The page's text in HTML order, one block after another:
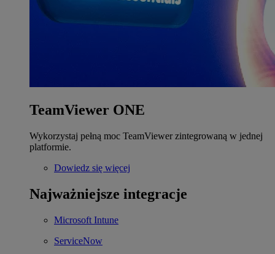
TeamViewer ONE
Wykorzystaj pełną moc TeamViewer zintegrowaną w jednej
platformie.
Dowiedz się więcej
Najważniejsze integracje
Microsoft Intune
ServiceNow